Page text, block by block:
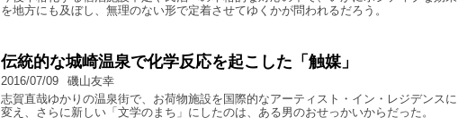
を地方にも及ぼし、無理のない形で定着させてゆくかが問われるだろう。
伝統的な城崎温泉で化学反応を起こした「触媒」
2016/07/09
磯山友幸
志賀直哉ゆかりの温泉街で、お荷物施設を国際的なアーティスト・イン・レジデンスに
変え、さらに新しい「文学のまち」にしたのは、ある男のおせっかいからだった。